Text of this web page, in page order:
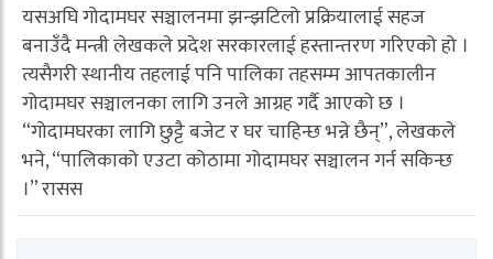
यसअघि गोदामघर सञ्चालनमा झन्झटिलो प्रक्रियालाई सहज
बनाउँदै मन्त्री लेखकले प्रदेश सरकारलाई हस्तान्तरण गरिएको हो ।
त्यसैगरी स्थानीय तहलाई पनि पालिका तहसम्म आपतकालीन
गोदामघर सञ्चालनका लागि उनले आग्रह गर्दै आएको छ ।
“गोदामघरका लागि छुट्टै बजेट र घर चाहिन्छ भन्ने छैन्”, लेखकले
भने, “पालिकाको एउटा कोठामा गोदामघर सञ्चालन गर्न सकिन्छ
।” रासस